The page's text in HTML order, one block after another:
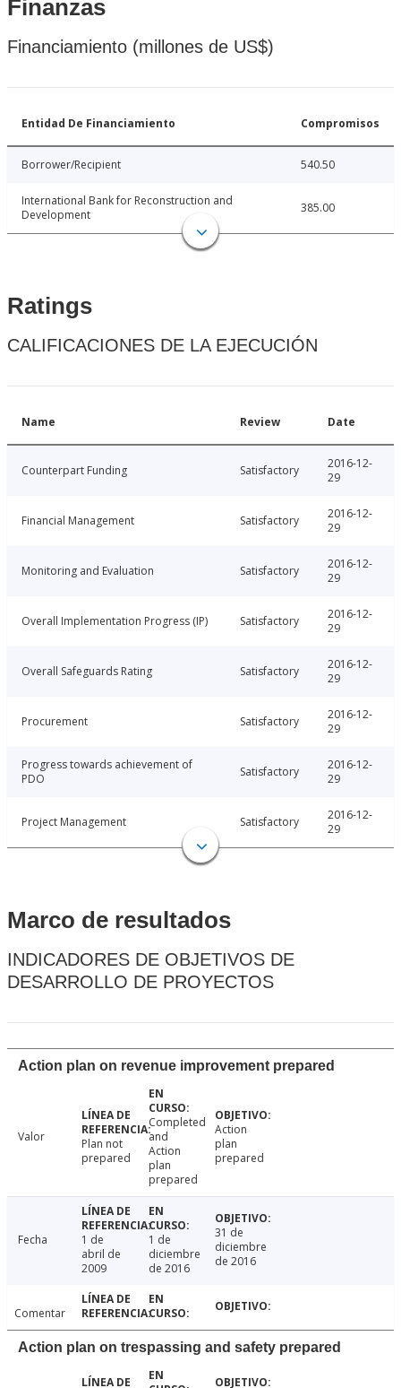
Finanzas
Financiamiento (millones de US$)
Entidad De Financiamiento Compromisos
Borrower/Recipient 540.50
International Bank for Reconstruction and
Development
385.00
Ratings
CALIFICACIONES DE LA EJECUCIÓN
Name Review Date
Counterpart Funding Satisfactory
2016-12-
29
Financial Management Satisfactory
2016-12-
29
Monitoring and Evaluation Satisfactory
2016-12-
29
Overall Implementation Progress (IP) Satisfactory
2016-12-
29
Overall Safeguards Rating Satisfactory
2016-12-
29
Procurement Satisfactory
2016-12-
29
Progress towards achievement of
PDO
Satisfactory
2016-12-
29
Project Management Satisfactory
2016-12-
29
Marco de resultados
INDICADORES DE OBJETIVOS DE
DESARROLLO DE PROYECTOS
Action plan on revenue improvement prepared
Valor
Plan not
prepared
Completed
and
Action
plan
prepared
Action
plan
prepared
Fecha
1 de
abril de
2009
1 de
diciembre
de 2016
31 de
diciembre
de 2016
Comentar
Action plan on trespassing and safety prepared